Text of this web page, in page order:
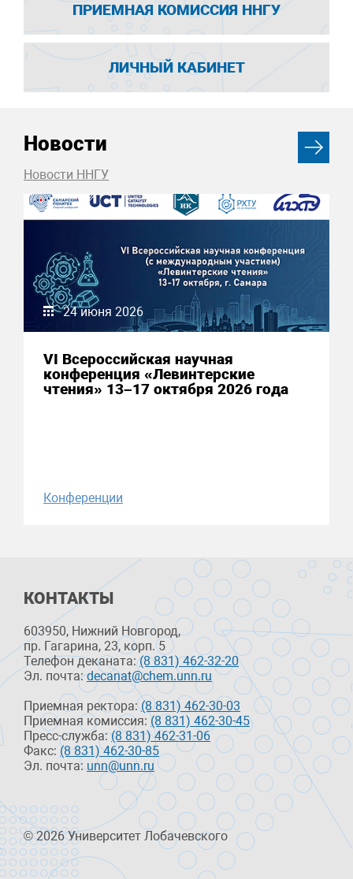
ПРИЕМНАЯ КОМИССИЯ ННГУ
ЛИЧНЫЙ КАБИНЕТ
Новости
Новости ННГУ
24 июня 2026
VI Всероссийская научная
конференция «Левинтерские
чтения» 13–17 октября 2026 года
Конференции
КОНТАКТЫ
603950, Нижний Новгород,
пр. Гагарина, 23, корп. 5
Телефон деканата:(8 831) 462-32-20
Эл. почта:decanat@chem.unn.ru
Приемная ректора:(8 831) 462-30-03
Приемная комиссия: (8 831) 462-30-45
Пресс-служба:(8 831) 462-31-06
Факс: (8 831) 462-30-85
Эл. почта:unn@unn.ru
© 2026 Университет Лобачевского